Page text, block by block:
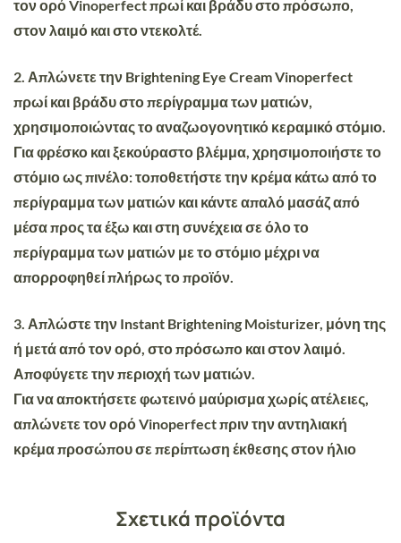
τον ορό Vinoperfect πρωί και βράδυ στο πρόσωπο,
στον λαιμό και στο ντεκολτέ.
2. Απλώνετε την Brightening Eye Cream Vinoperfect
πρωί και βράδυ στο περίγραμμα των ματιών,
χρησιμοποιώντας το αναζωογονητικό κεραμικό στόμιο.
Για φρέσκο και ξεκούραστο βλέμμα, χρησιμοποιήστε το
στόμιο ως πινέλο: τοποθετήστε την κρέμα κάτω από το
περίγραμμα των ματιών και κάντε απαλό μασάζ από
μέσα προς τα έξω και στη συνέχεια σε όλο το
περίγραμμα των ματιών με το στόμιο μέχρι να
απορροφηθεί πλήρως το προϊόν.
3. Απλώστε την Instant Brightening Moisturizer, μόνη της
ή μετά από τον ορό, στο πρόσωπο και στον λαιμό.
Αποφύγετε την περιοχή των ματιών.
Για να αποκτήσετε φωτεινό μαύρισμα χωρίς ατέλειες,
απλώνετε τον ορό Vinoperfect πριν την αντηλιακή
κρέμα προσώπου σε περίπτωση έκθεσης στον ήλιο
Σχετικά προϊόντα